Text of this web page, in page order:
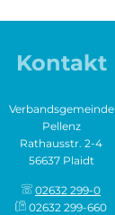
Kontakt
Verbandsgemeinde
Pellenz
Rathausstr. 2-4
56637 Plaidt
02632 299-0
02632 299-660